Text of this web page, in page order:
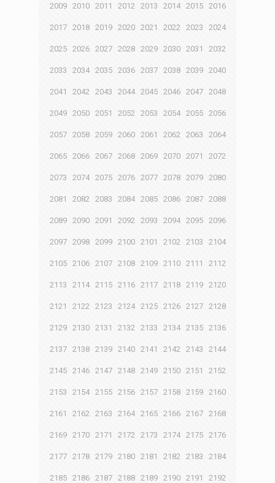
2009 2010 2011 2012 2013 2014 2015 2016
2017 2018 2019 2020 2021 2022 2023 2024
2025 2026 2027 2028 2029 2030 2031 2032
2033 2034 2035 2036 2037 2038 2039 2040
2041 2042 2043 2044 2045 2046 2047 2048
2049 2050 2051 2052 2053 2054 2055 2056
2057 2058 2059 2060 2061 2062 2063 2064
2065 2066 2067 2068 2069 2070 2071 2072
2073 2074 2075 2076 2077 2078 2079 2080
2081 2082 2083 2084 2085 2086 2087 2088
2089 2090 2091 2092 2093 2094 2095 2096
2097 2098 2099 2100 2101 2102 2103 2104
2105 2106 2107 2108 2109 2110 2111 2112
2113 2114 2115 2116 2117 2118 2119 2120
2121 2122 2123 2124 2125 2126 2127 2128
2129 2130 2131 2132 2133 2134 2135 2136
2137 2138 2139 2140 2141 2142 2143 2144
2145 2146 2147 2148 2149 2150 2151 2152
2153 2154 2155 2156 2157 2158 2159 2160
2161 2162 2163 2164 2165 2166 2167 2168
2169 2170 2171 2172 2173 2174 2175 2176
2177 2178 2179 2180 2181 2182 2183 2184
2185 2186 2187 2188 2189 2190 2191 2192